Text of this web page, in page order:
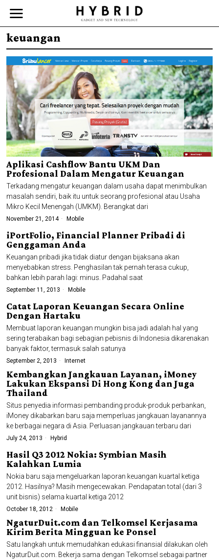
keuangan
Aplikasi Cashflow Bantu UKM Dan
Profesional Dalam Mengatur Keuangan
Terkadang mengatur keuangan dalam usaha dapat menimbulkan
masalah sendiri, baik itu untuk seorang profesional atau Usaha
Mikro Kecil Menengah (UMKM). Berangkat dari
November 21, 2014 Mobile
iPortFolio, Financial Planner Pribadi di
Genggaman Anda
Keuangan pribadi jika tidak diatur dengan bijaksana akan
menyebabkan stress. Penghasilan tak pernah terasa cukup,
bahkan lebih parah lagi: minus. Padahal saat
September 11, 2013 Mobile
Catat Laporan Keuangan Secara Online
Dengan Hartaku
Membuat laporan keuangan mungkin bisa jadi adalah hal yang
sering terabaikan bagi sebagian pebisnis di Indonesia dikarenakan
banyak faktor, termasuk salah satunya
September 2, 2013 Internet
Kembangkan Jangkauan Layanan, iMoney
Lakukan Ekspansi Di Hong Kong dan Juga
Thailand
Situs penyedia informasi pembanding produk-produk perbankan,
iMoney dikabarkan baru saja memperluas jangkauan layanannya
ke berbagai negara di Asia. Perluasan jangkauan terbaru dari
July 24, 2013 Hybrid
Hasil Q3 2012 Nokia: Symbian Masih
Kalahkan Lumia
Nokia baru saja mengeluarkan laporan keuangan kuartal ketiga
2012. Hasilnya? Masih mengecewakan. Pendapatan total (dari 3
unit bisnis) selama kuartal ketiga 2012
October 18, 2012 Mobile
NgaturDuit.com dan Telkomsel Kerjasama
Kirim Berita Mingguan ke Ponsel
Satu langkah untuk memudahkan edukasi finansial dilakukan oleh
NgaturDuit.com. Bekerja sama dengan Telkomsel sebagai partner